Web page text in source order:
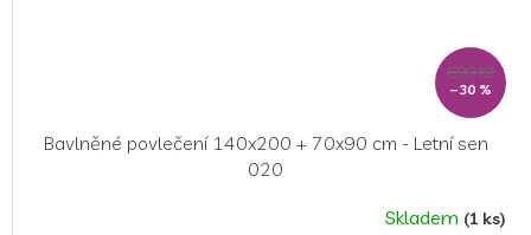
699 Kč
–30 %
Bavlněné povlečení 140x200 + 70x90 cm - Letní sen
020
Skladem (1 ks)